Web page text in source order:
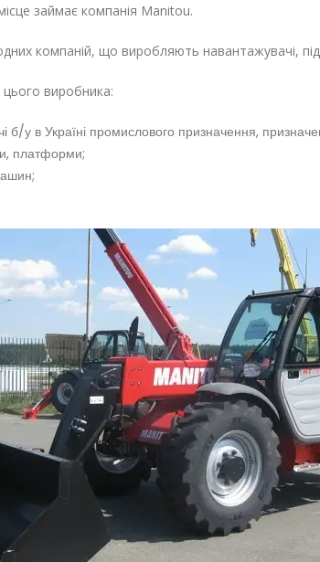
займає компанія Manitou.
компаній, що виробляють навантажувачі,
виробника:
б/у в Україні промислового призначення,
платформи;